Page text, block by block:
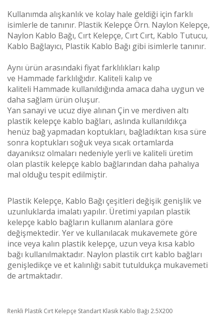
Kullanımda alışkanlık ve kolay hale geldiği için farklı
isimlerle de tanınır. Plastik Kelepçe Örn. Naylon Kelepçe,
Naylon Kablo Bağı, Cırt Kelepçe, Cırt Cırt, Kablo Tutucu,
Kablo Bağlayıcı, Plastik Kablo Bağı gibi isimlerle tanınır.
Aynı ürün arasındaki fiyat farklılıkları kalıp
ve Hammade farklılığıdır. Kaliteli kalıp ve
kaliteli Hammade kullanıldığında amaca daha uygun ve
daha sağlam ürün oluşur.
Yan sanayi ve ucuz diye alınan Çin ve merdiven altı
plastik kelepçe kablo bağları, aslında kullanıldıkça
henüz bağ yapmadan koptukları, bağladıktan kısa süre
sonra koptukları soğuk veya sıcak ortamlarda
dayanıksız olmaları nedeniyle yerli ve kaliteli üretim
olan plastik kelepçe kablo bağlarından daha pahalıya
mal olduğu tespit edilmiştir.
Plastik Kelepçe, Kablo Bağı çeşitleri değişik genişlik ve
uzunluklarda imalatı yapılır. Üretimi yapılan plastik
kelepçe kablo bağların kullanım alanlara göre
değişmektedir. Yer ve kullanılacak mukavemete göre
ince veya kalın plastik kelepçe, uzun veya kısa kablo
bağı kullanılmaktadır. Naylon plastik cırt kablo bağları
genişledikçe ve et kalınlığı sabit tutuldukça mukavemeti
de artmaktadır.
Renkli Plastik Cırt Kelepçe Standart Klasik Kablo Bağı 2.5X200